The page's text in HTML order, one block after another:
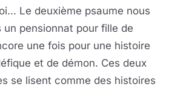
Le deuxième psaume nous
un pensionnat pour fille de
une fois pour une histoire
et de démon. Ces deux
se lisent comme des histoires